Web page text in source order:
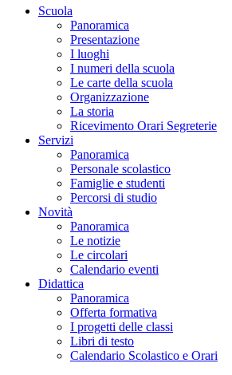
Scuola
Panoramica
Presentazione
I luoghi
I numeri della scuola
Le carte della scuola
Organizzazione
La storia
Ricevimento Orari Segreterie
Servizi
Panoramica
Personale scolastico
Famiglie e studenti
Percorsi di studio
Novità
Panoramica
Le notizie
Le circolari
Calendario eventi
Didattica
Panoramica
Offerta formativa
I progetti delle classi
Libri di testo
Calendario Scolastico e Orari